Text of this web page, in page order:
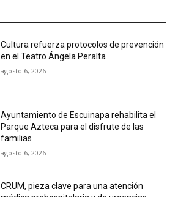
Cultura refuerza protocolos de prevención
en el Teatro Ángela Peralta
agosto 6, 2026
Ayuntamiento de Escuinapa rehabilita el
Parque Azteca para el disfrute de las
familias
agosto 6, 2026
CRUM, pieza clave para una atención